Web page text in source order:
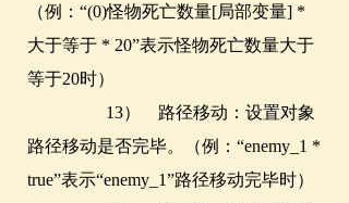
（例：“(0)怪物死亡数量[局部变量] *
大于等于 * 20”表示怪物死亡数量大于
等于20时）
13） 路径移动：设置对象
路径移动是否完毕。（例：“enemy_1 *
true”表示“enemy_1”路径移动完毕时）